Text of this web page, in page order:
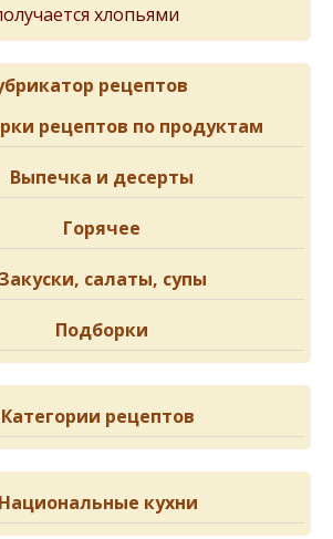
хлопьями
рецептов
рецептов по продуктам
Выпечка и десерты
Горячее
Закуски, салаты, супы
Подборки
Категории рецептов
Национальные кухни